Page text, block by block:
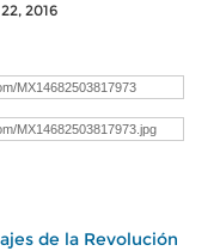
2016
de la Revolución